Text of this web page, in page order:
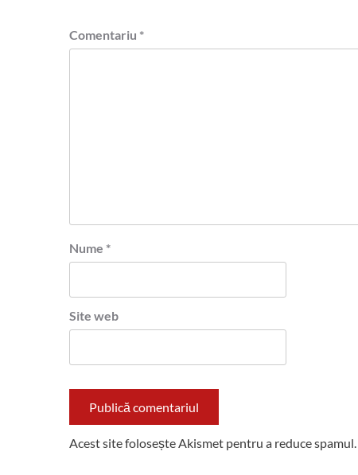
Comentariu *
Nume *
Site web
Acest site folosește Akismet pentru a reduce spamul.